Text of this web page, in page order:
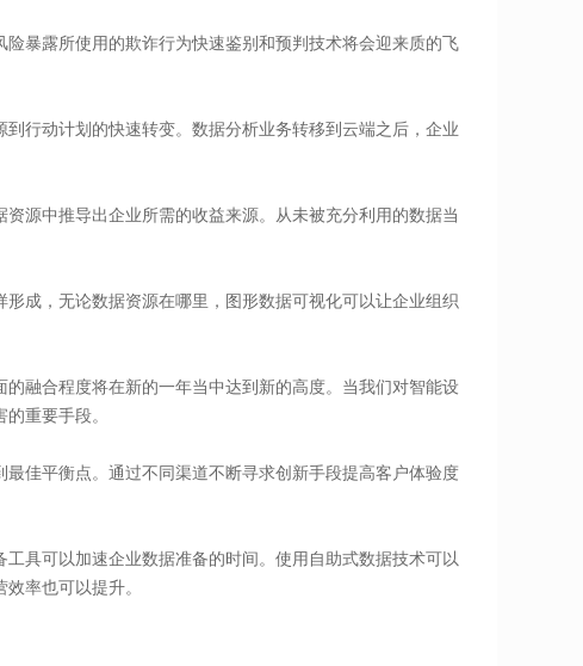
暴露所使用的欺诈行为快速鉴别和预判技术将会迎来质的飞
行动计划的快速转变。数据分析业务转移到云端之后，企业
源中推导出企业所需的收益来源。从未被充分利用的数据当
成，无论数据资源在哪里，图形数据可视化可以让企业组织
融合程度将在新的一年当中达到新的高度。当我们对智能设
重要手段。
佳平衡点。通过不同渠道不断寻求创新手段提高客户体验度
具可以加速企业数据准备的时间。使用自助式数据技术可以
率也可以提升。